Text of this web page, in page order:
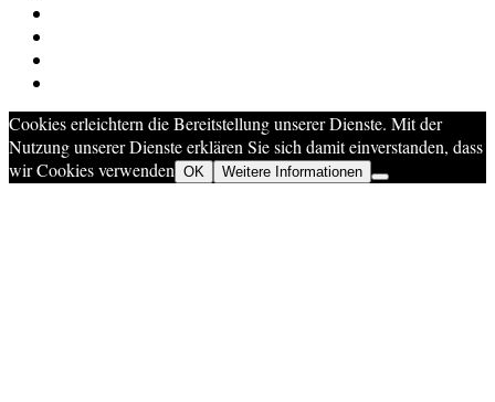
Cookies erleichtern die Bereitstellung unserer Dienste. Mit der
Nutzung unserer Dienste erklären Sie sich damit einverstanden, dass
wir Cookies verwenden OK Weitere Informationen